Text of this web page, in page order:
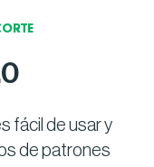
fácil de usar y
de patrones